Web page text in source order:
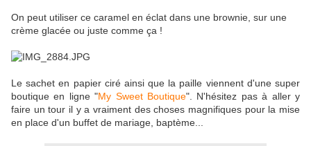
On peut utiliser ce caramel en éclat dans une brownie, sur une
crème glacée ou juste comme ça !
Le sachet en papier ciré ainsi que la paille viennent d'une super
boutique en ligne "My Sweet Boutique". N'hésitez pas à aller y
faire un tour il y a vraiment des choses magnifiques pour la mise
en place d'un buffet de mariage, baptème...